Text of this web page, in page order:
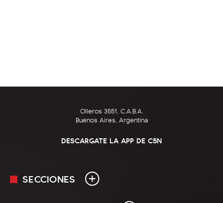
Olleros 3551, C.A.B.A.
Buenos Aires, Argentina
DESCARGATE LA APP DE C5N
SECCIONES